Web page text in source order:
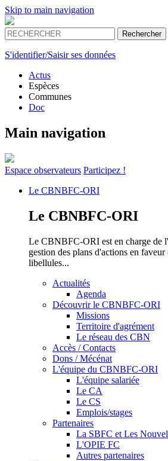
Skip to main navigation
S'identifier/Saisir ses données
Actus
Espèces
Communes
Doc
Main navigation
Espace observateurs Participez !
Le CBNBFC-ORI
Le CBNBFC-ORI
Le CBNBFC-ORI est en charge de
gestion des plans d'actions en
libellules...
Actualités
Agenda
Découvrir le CBNBFC-ORI
Missions
Territoire d'agrément
Le réseau des CBN
Accès / Contacts
Dons / Mécénat
L'équipe du CBNBFC-ORI
L'équipe salariée
Le CA
Le CS
Emplois/stages
Partenaires
La SBFC et Les
L'OPIE FC
Autres partenaires